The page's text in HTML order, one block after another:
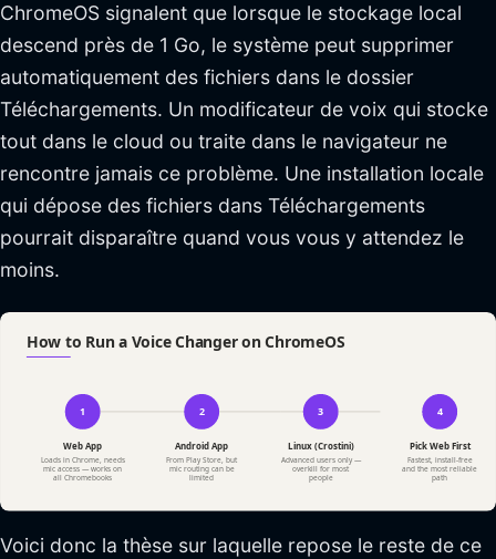
ChromeOS signalent que lorsque le stockage local
descend près de 1 Go, le système peut supprimer
automatiquement des fichiers dans le dossier
Téléchargements. Un modificateur de voix qui stocke
tout dans le cloud ou traite dans le navigateur ne
rencontre jamais ce problème. Une installation locale
qui dépose des fichiers dans Téléchargements
pourrait disparaître quand vous vous y attendez le
moins.
Voici donc la thèse sur laquelle repose le reste de ce